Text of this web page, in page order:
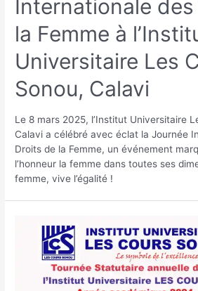
Internationale
la Femme à
Universitaire Les
Sonou, Calavi
Le 8 mars 2025, l’Institut Universitaire
Calavi a célébré avec éclat la Journée
Droits de la Femme, un événement
l’honneur la femme dans toutes ses
femme, vive l’égalité !